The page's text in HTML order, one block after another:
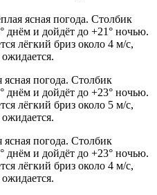
ясная погода. Столбик
днём и дойдёт до +21° ночью.
лёгкий бриз около 4 м/с,
ясная погода. Столбик
днём и дойдёт до +23° ночью.
лёгкий бриз около 5 м/с,
ясная погода. Столбик
днём и дойдёт до +23° ночью.
лёгкий бриз около 4 м/с,